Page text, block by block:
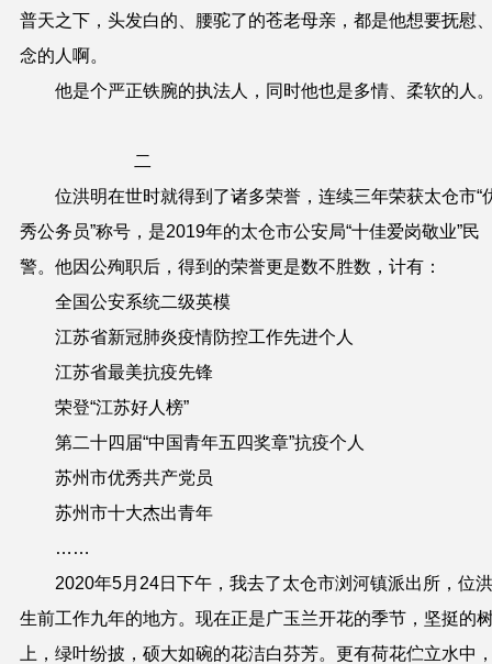
普天之下，头发白的、腰驼了的苍老母亲，都是他想要抚慰
念的人啊。
他是个严正铁腕的执法人，同时他也是多情、柔软的人
二
位洪明在世时就得到了诸多荣誉，连续三年荣获太仓市“
秀公务员”称号，是2019年的太仓市公安局“十佳爱岗敬业”民
警。他因公殉职后，得到的荣誉更是数不胜数，计有：
全国公安系统二级英模
江苏省新冠肺炎疫情防控工作先进个人
江苏省最美抗疫先锋
荣登“江苏好人榜”
第二十四届“中国青年五四奖章”抗疫个人
苏州市优秀共产党员
苏州市十大杰出青年
……
2020年5月 24日下午，我去了太仓市浏河镇派出所，位
生前工作九年的地方。现在正是广玉兰开花的季节，坚挺的
上，绿叶纷披，硕大如碗的花洁白芬芳。更有荷花伫立水中